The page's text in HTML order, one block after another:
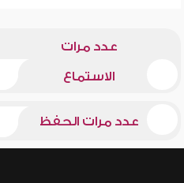
عدد مرات
الاستماع
عدد مرات الحفظ